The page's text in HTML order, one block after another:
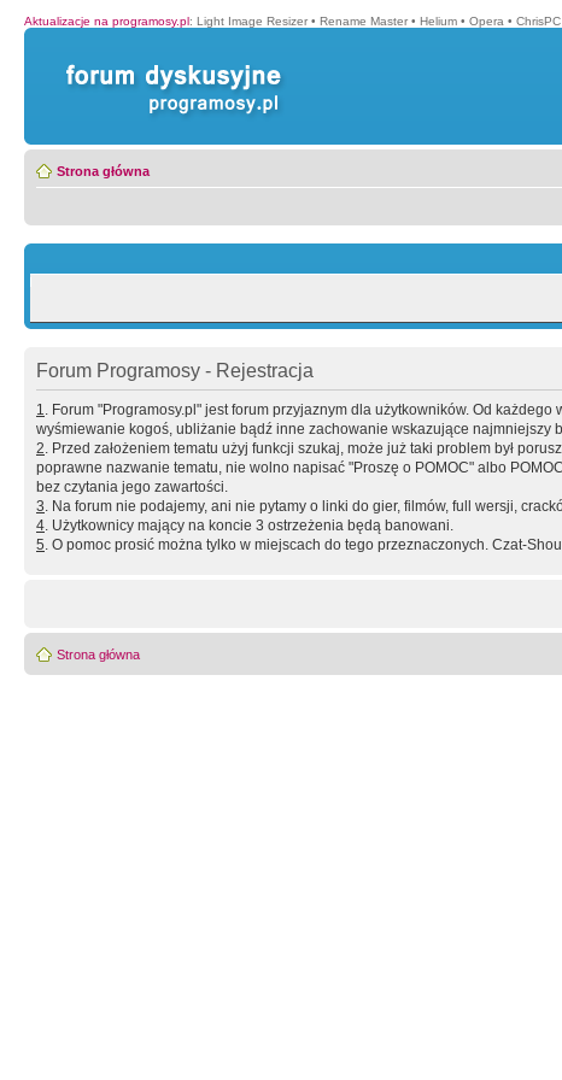
Aktualizacje na programosy.pl: Light Image Resizer • Rename Master • Helium • Opera •
Strona główna
Forum Programosy - Rejestracja
1. Forum "Programosy.pl" jest forum przyjaznym dla użytkowników. Od każdego
wyśmiewanie kogoś, ubliżanie bądź inne zachowanie wskazujące najmniejszy
2. Przed założeniem tematu użyj funkcji szukaj, może już taki problem był
poprawne nazwanie tematu, nie wolno napisać "Proszę o POMOC" albo
bez czytania jego zawartości.
3. Na forum nie podajemy, ani nie pytamy o linki do gier, filmów, full wersji,
4. Użytkownicy mający na koncie 3 ostrzeżenia będą banowani.
5. O pomoc prosić można tylko w miejscach do tego przeznaczonych. Czat-
Strona główna